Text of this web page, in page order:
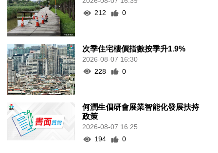
212
0
次季住宅樓價指數按季升1.9%
2026-08-07 16:30
228
0
何潤生倡研會展業智能化發展扶持
政策
2026-08-07 16:25
194
0